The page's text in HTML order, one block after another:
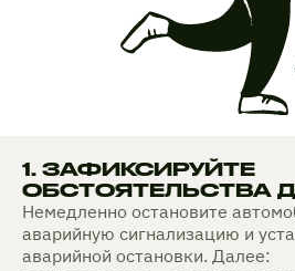
1. ЗАФИКСИРУЙТЕ
ОБСТОЯТЕЛЬСТВА
Немедленно остановите
аварийную сигнализацию и
аварийной остановки. Далее: